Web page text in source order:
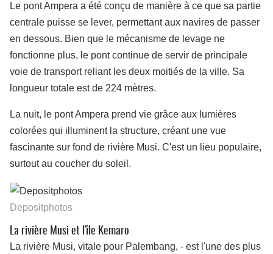
Le pont Ampera a été conçu de manière à ce que sa partie
centrale puisse se lever, permettant aux navires de passer
en dessous. Bien que le mécanisme de levage ne
fonctionne plus, le pont continue de servir de principale
voie de transport reliant les deux moitiés de la ville. Sa
longueur totale est de 224 mètres.
La nuit, le pont Ampera prend vie grâce aux lumières
colorées qui illuminent la structure, créant une vue
fascinante sur fond de rivière Musi. C'est un lieu populaire,
surtout au coucher du soleil.
Depositphotos
La rivière Musi et l'île Kemaro
La rivière Musi, vitale pour Palembang, - est l'une des plus